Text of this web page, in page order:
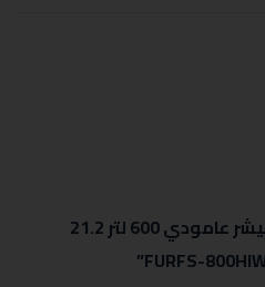
كن أول من يقيم “فريزر فيشر عامودي 600 لتر 21.2